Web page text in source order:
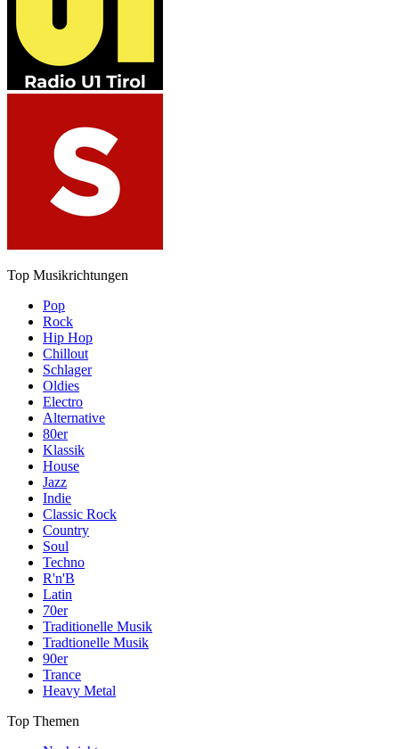
Top Musikrichtungen
Pop
Rock
Hip Hop
Chillout
Schlager
Oldies
Electro
Alternative
80er
Klassik
House
Jazz
Indie
Classic Rock
Country
Soul
Techno
R'n'B
Latin
70er
Traditionelle Musik
Tradtionelle Musik
90er
Trance
Heavy Metal
Top Themen